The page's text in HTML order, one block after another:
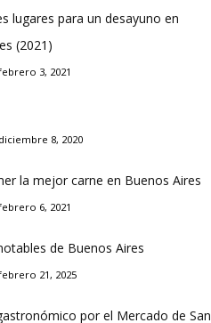
lugares para un desayuno en
(2021)
3, 2021
8, 2020
la mejor carne en Buenos Aires
6, 2021
de Buenos Aires
21, 2025
por el Mercado de San